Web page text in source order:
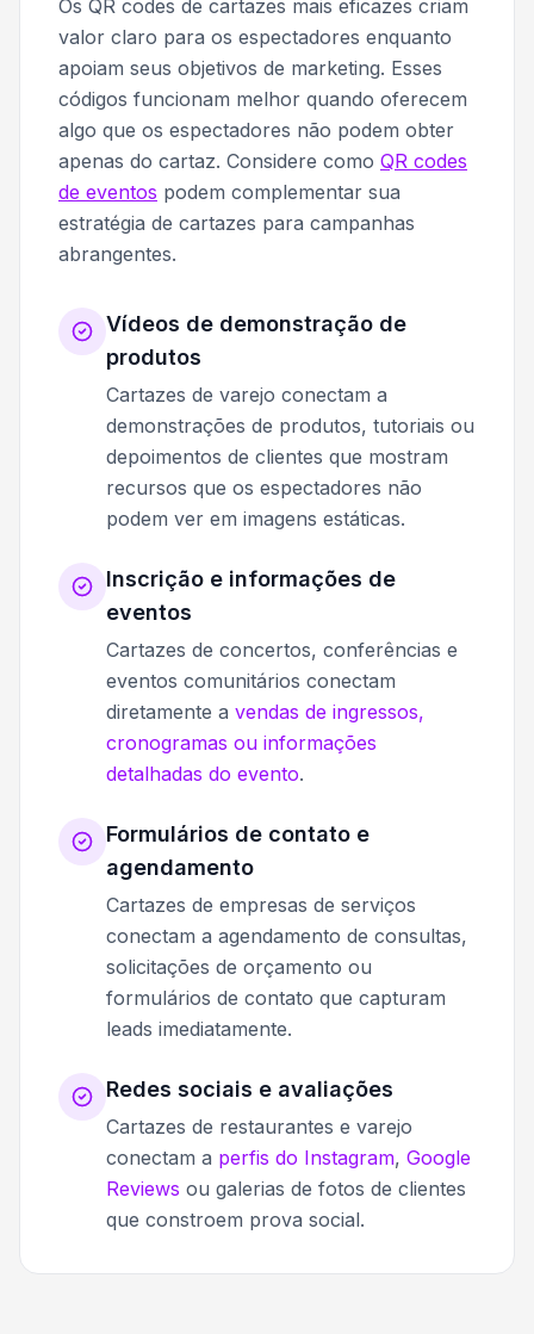
Os QR codes de cartazes mais eficazes criam
valor claro para os espectadores enquanto
apoiam seus objetivos de marketing. Esses
códigos funcionam melhor quando oferecem
algo que os espectadores não podem obter
apenas do cartaz. Considere como QR codes
de eventos podem complementar sua
estratégia de cartazes para campanhas
abrangentes.
Vídeos de demonstração de
produtos
Cartazes de varejo conectam a
demonstrações de produtos, tutoriais ou
depoimentos de clientes que mostram
recursos que os espectadores não
podem ver em imagens estáticas.
Inscrição e informações de
eventos
Cartazes de concertos, conferências e
eventos comunitários conectam
diretamente a vendas de ingressos,
cronogramas ou informações
detalhadas do evento.
Formulários de contato e
agendamento
Cartazes de empresas de serviços
conectam a agendamento de consultas,
solicitações de orçamento ou
formulários de contato que capturam
leads imediatamente.
Redes sociais e avaliações
Cartazes de restaurantes e varejo
conectam a perfis do Instagram, Google
Reviews ou galerias de fotos de clientes
que constroem prova social.